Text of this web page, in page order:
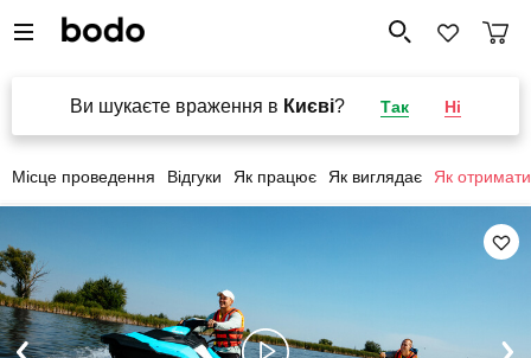
Ви шукаєте враження в Києві? Так Ні
Місце проведення Відгуки Як працює Як виглядає Як отримати